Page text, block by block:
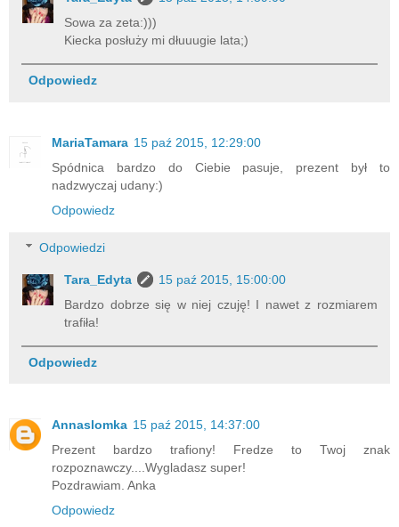
Sowa za zeta:)))
Kiecka posłuży mi dłuuugie lata;)
Odpowiedz
MariaTamara 15 paź 2015, 12:29:00
Spódnica bardzo do Ciebie pasuje, prezent był to
nadzwyczaj udany:)
Odpowiedz
Odpowiedzi
Tara_Edyta
15 paź 2015, 15:00:00
Bardzo dobrze się w niej czuję! I nawet z rozmiarem
trafiła!
Odpowiedz
Annaslomka 15 paź 2015, 14:37:00
Prezent bardzo trafiony! Fredze to Twoj znak
rozpoznawczy....Wygladasz super!
Pozdrawiam. Anka
Odpowiedz